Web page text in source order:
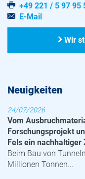
+49 221 / 5 97 95
E-Mail
Wir
Neuigkeiten
24/07/2026
Vom
Forschungsprojekt
Fels ein
Beim Bau von
Millionen Tonnen...